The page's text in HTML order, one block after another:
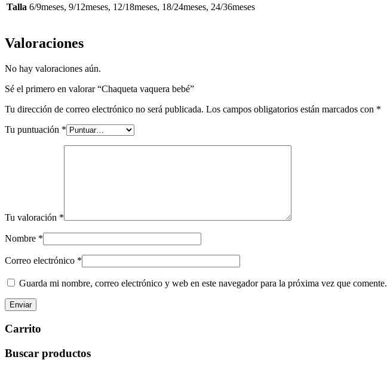
Talla 6/9meses, 9/12meses, 12/18meses, 18/24meses, 24/36meses
Valoraciones
No hay valoraciones aún.
Sé el primero en valorar “Chaqueta vaquera bebé”
Tu dirección de correo electrónico no será publicada. Los campos obligatorios están marcados con *
Tu puntuación *
Tu valoración *
Nombre *
Correo electrónico *
Guarda mi nombre, correo electrónico y web en este navegador para la próxima vez que comente.
Barra
lateral
primaria
Carrito
Buscar productos